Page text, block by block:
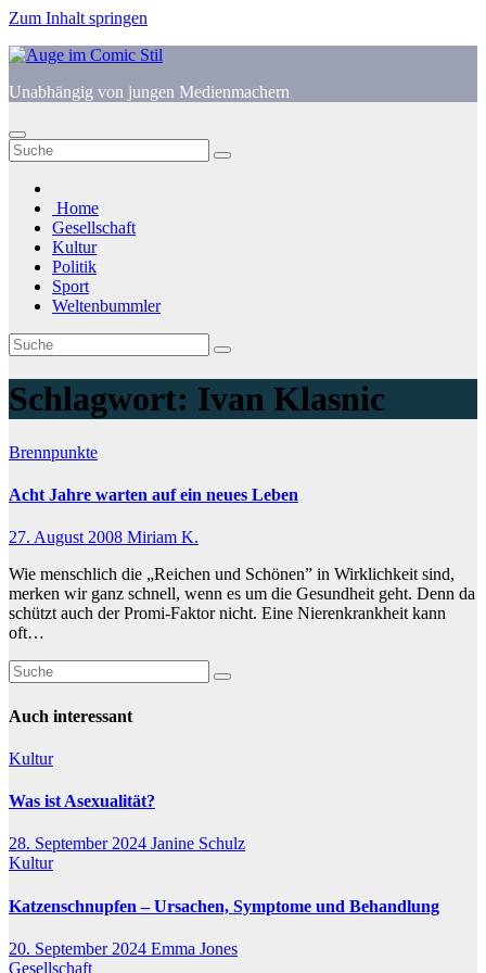
Zum Inhalt springen
Unabhängig von jungen Medienmachern
Home
Gesellschaft
Kultur
Politik
Sport
Weltenbummler
Schlagwort: Ivan Klasnic
Brennpunkte
Acht Jahre warten auf ein neues Leben
27. August 2008 Miriam K.
Wie menschlich die „Reichen und Schönen” in Wirklichkeit sind,
merken wir ganz schnell, wenn es um die Gesundheit geht. Denn da
schützt auch der Promi-Faktor nicht. Eine Nierenkrankheit kann
oft…
Auch interessant
Kultur
Was ist Asexualität?
28. September 2024 Janine Schulz
Kultur
Katzenschnupfen – Ursachen, Symptome und Behandlung
20. September 2024 Emma Jones
Gesellschaft